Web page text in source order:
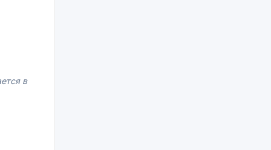
в